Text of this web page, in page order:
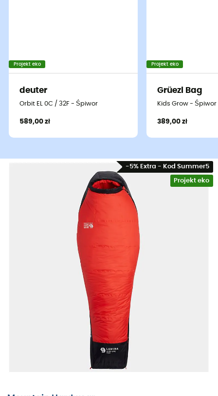
Projekt eko
deuter
Orbit EL 0C / 32F - Śpiwor
589,00 zł
Projekt eko
Grüezi Bag
Kids Grow -
389,00 zł
-5% Extra - Kod Summer5
Projekt eko